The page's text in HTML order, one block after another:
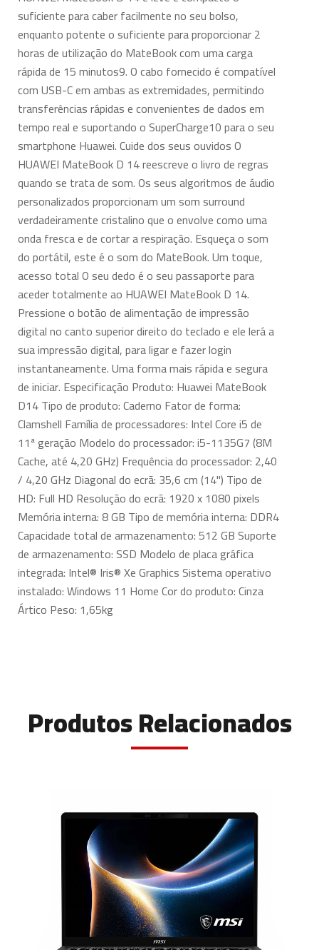
suficiente para caber facilmente no seu bolso,
enquanto potente o suficiente para proporcionar 2
horas de utilização do MateBook com uma carga
rápida de 15 minutos9. O cabo fornecido é compatível
com USB-C em ambas as extremidades, permitindo
transferências rápidas e convenientes de dados em
tempo real e suportando o SuperCharge10 para o seu
smartphone Huawei. Cuide dos seus ouvidos O
HUAWEI MateBook D 14 reescreve o livro de regras
quando se trata de som. Os seus algoritmos de áudio
personalizados proporcionam um som surround
verdadeiramente cristalino que o envolve como uma
onda fresca e de cortar a respiração. Esqueça o som
do portátil, este é o som do MateBook. Um toque,
acesso total O seu dedo é o seu passaporte para
aceder totalmente ao HUAWEI MateBook D 14.
Pressione o botão de alimentação de impressão
digital no canto superior direito do teclado e ele lerá a
sua impressão digital, para ligar e fazer login
instantaneamente. Uma forma mais rápida e segura
de iniciar. Especificação Produto: Huawei MateBook
D14 Tipo de produto: Caderno Fator de forma:
Clamshell Família de processadores: Intel Core i5 de
11ª geração Modelo do processador: i5-1135G7 (8M
Cache, até 4,20 GHz) Frequência do processador: 2,40
/ 4,20 GHz Diagonal do ecrã: 35,6 cm (14") Tipo de
HD: Full HD Resolução do ecrã: 1920 x 1080 pixels
Memória interna: 8 GB Tipo de memória interna: DDR4
Capacidade total de armazenamento: 512 GB Suporte
de armazenamento: SSD Modelo de placa gráfica
integrada: Intel® Iris® Xe Graphics Sistema operativo
instalado: Windows 11 Home Cor do produto: Cinza
Ártico Peso: 1,65kg
Produtos Relacionados